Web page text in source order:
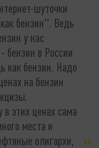
шуточки
бензин". Ведь
у нас
бензин в России
как бензин. Надо
на бензин
в этих ценах сама
места и
олигархи,